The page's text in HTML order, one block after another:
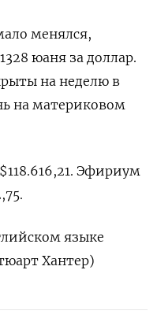
менялся,
юаня за доллар.
на неделю в
на материковом
Эфириум
языке
Хантер)